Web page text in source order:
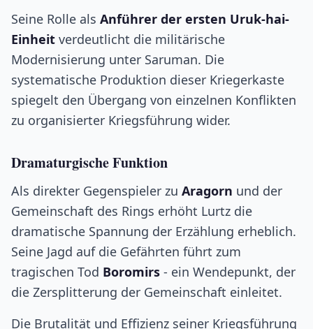
Seine Rolle als Anführer der ersten Uruk-hai-
Einheit verdeutlicht die militärische
Modernisierung unter Saruman. Die
systematische Produktion dieser Kriegerkaste
spiegelt den Übergang von einzelnen Konflikten
zu organisierter Kriegsführung wider.
Dramaturgische Funktion
Als direkter Gegenspieler zu Aragorn und der
Gemeinschaft des Rings erhöht Lurtz die
dramatische Spannung der Erzählung erheblich.
Seine Jagd auf die Gefährten führt zum
tragischen Tod Boromirs - ein Wendepunkt, der
die Zersplitterung der Gemeinschaft einleitet.
Die Brutalität und Effizienz seiner Kriegsführung